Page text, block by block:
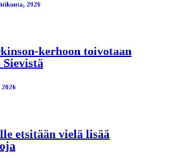
2026
kerhoon toivotaan
2026
etsitään vielä lisää